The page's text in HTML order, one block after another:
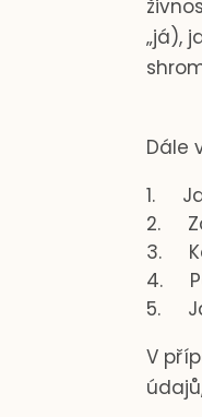
„já),
Dále
V